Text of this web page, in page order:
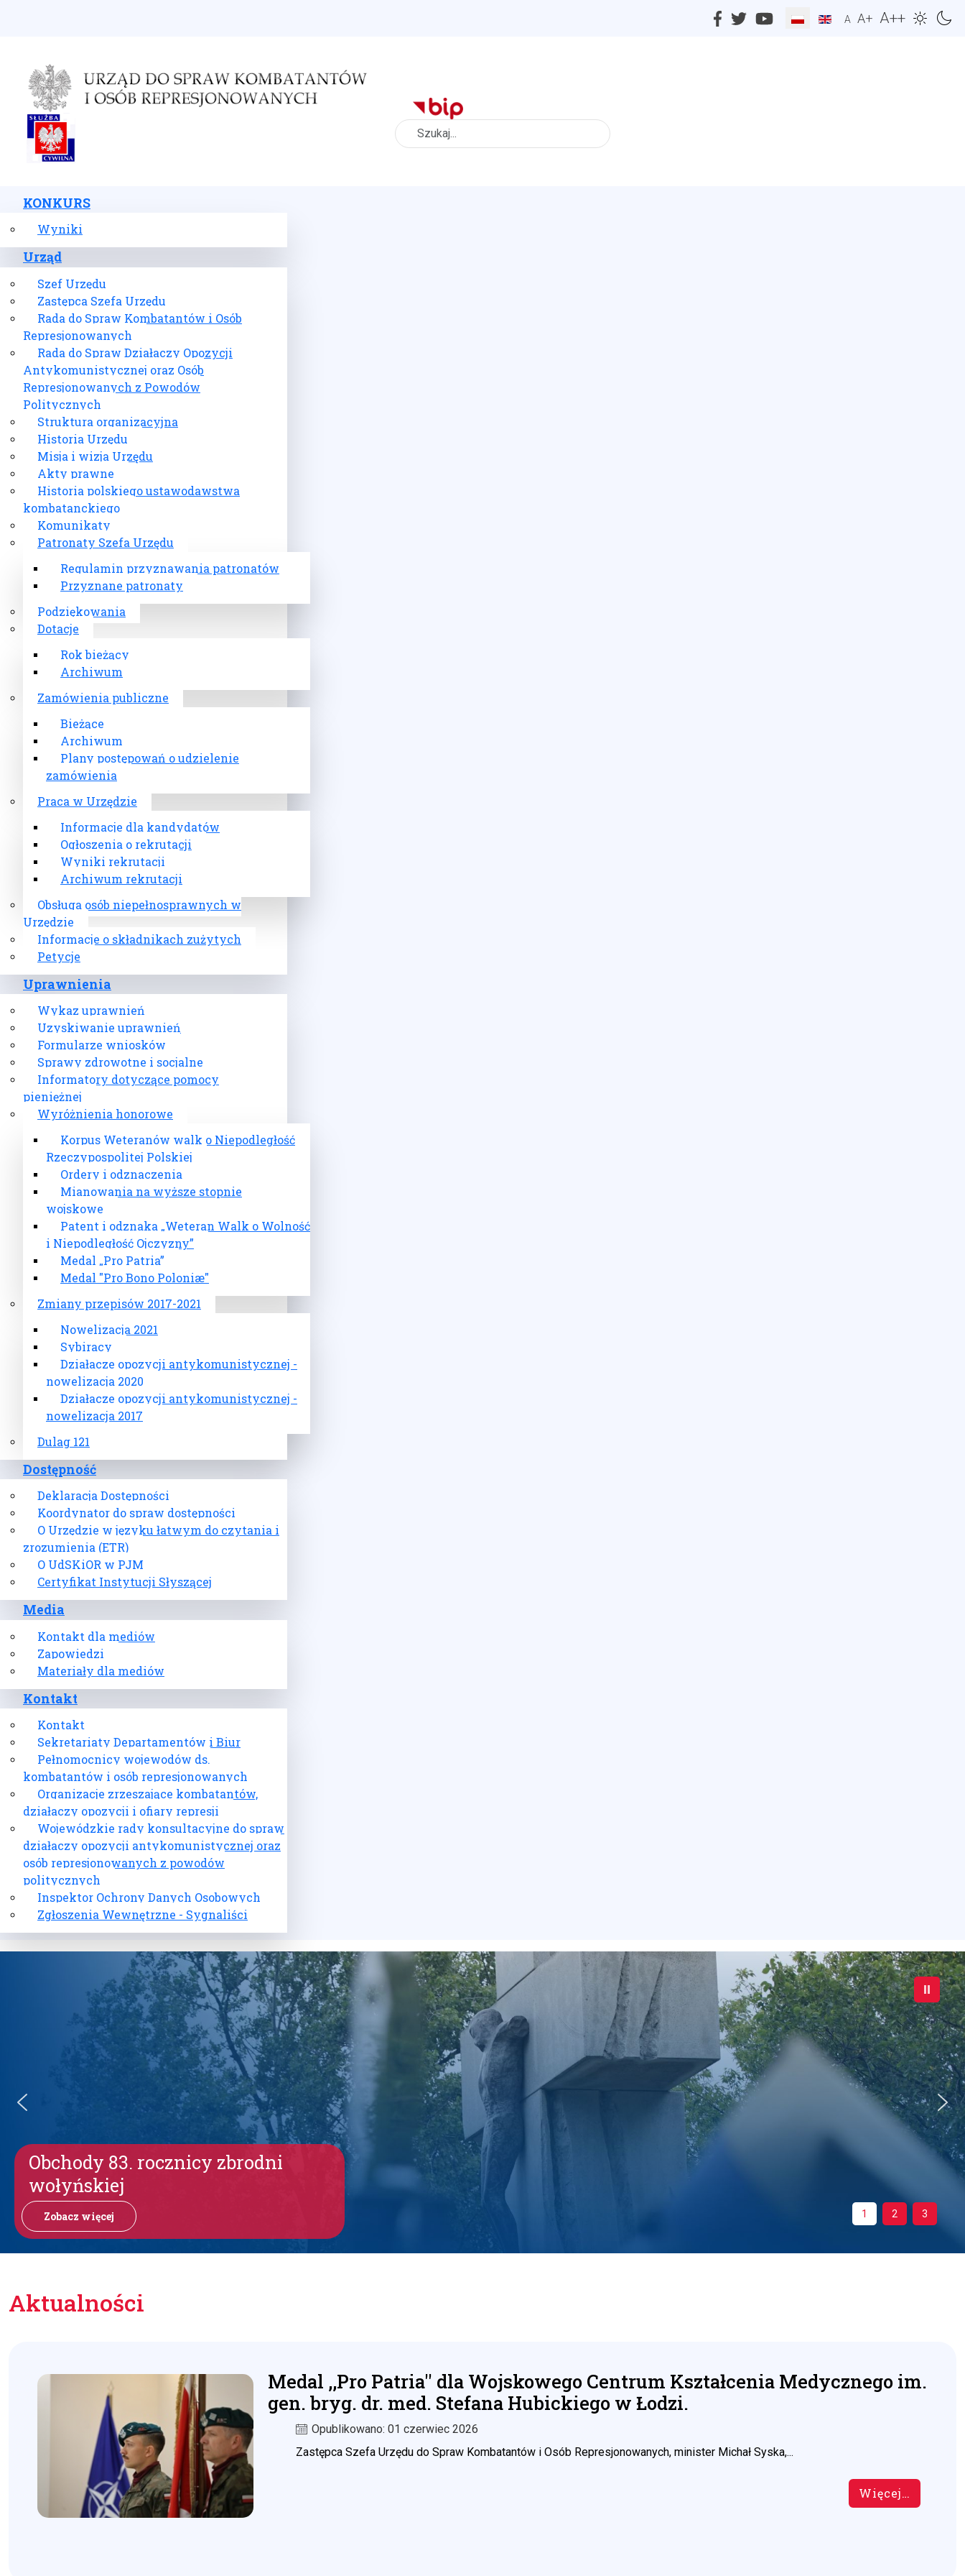
A A+ A++
Szukaj
KONKURS
Wyniki
Urząd
Szef Urzędu
Zastępca Szefa Urzędu
Rada do Spraw Kombatantów i Osób
Represjonowanych
Rada do Spraw Działaczy Opozycji
Antykomunistycznej oraz Osób
Represjonowanych z Powodów
Politycznych
Struktura organizacyjna
Historia Urzędu
Misja i wizja Urzędu
Akty prawne
Historia polskiego ustawodawstwa
kombatanckiego
Komunikaty
Patronaty Szefa Urzędu
Regulamin przyznawania patronatów
Przyznane patronaty
Podziękowania
Dotacje
Rok bieżący
Archiwum
Zamówienia publiczne
Bieżące
Archiwum
Plany postępowań o udzielenie
zamówienia
Praca w Urzędzie
Informacje dla kandydatów
Ogłoszenia o rekrutacji
Wyniki rekrutacji
Archiwum rekrutacji
Obsługa osób niepełnosprawnych w
Urzędzie
Informacje o składnikach zużytych
Petycje
Uprawnienia
Wykaz uprawnień
Uzyskiwanie uprawnień
Formularze wniosków
Sprawy zdrowotne i socjalne
Informatory dotyczące pomocy
pieniężnej
Wyróżnienia honorowe
Korpus Weteranów walk o Niepodległość
Rzeczypospolitej Polskiej
Ordery i odznaczenia
Mianowania na wyższe stopnie
wojskowe
Patent i odznaka „Weteran Walk o Wolność
i Niepodległość Ojczyzny”
Medal „Pro Patria”
Medal "Pro Bono Poloniæ"
Zmiany przepisów 2017-2021
Nowelizacja 2021
Sybiracy
Działacze opozycji antykomunistycznej -
nowelizacja 2020
Działacze opozycji antykomunistycznej -
nowelizacja 2017
Dulag 121
Dostępność
Deklaracja Dostępności
Koordynator do spraw dostępności
O Urzędzie w języku łatwym do czytania i
zrozumienia (ETR)
O UdSKiOR w PJM
Certyfikat Instytucji Słyszącej
Media
Kontakt dla mediów
Zapowiedzi
Materiały dla mediów
Kontakt
Kontakt
Sekretariaty Departamentów i Biur
Pełnomocnicy wojewodów ds.
kombatantów i osób represjonowanych
Organizacje zrzeszające kombatantów,
działaczy opozycji i ofiary represji
Wojewódzkie rady konsultacyjne do spraw
działaczy opozycji antykomunistycznej oraz
osób represjonowanych z powodów
politycznych
Inspektor Ochrony Danych Osobowych
Zgłoszenia Wewnętrzne - Sygnaliści
Obchody 83. rocznicy zbrodni
wołyńskiej
Zobacz więcej 1 2 3
Aktualności
Medal ,,Pro Patria'' dla Wojskowego Centrum Kształcenia Medycznego im.
gen. bryg. dr. med. Stefana Hubickiego w Łodzi.
Opublikowano: 01 czerwiec 2026
Zastępca Szefa Urzędu do Spraw Kombatantów i Osób Represjonowanych, minister Michał Syska,...
Więcej…